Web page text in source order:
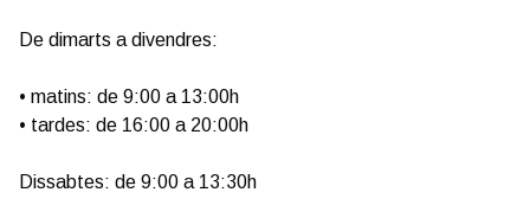
De dimarts a divendres:
• matins: de 9:00 a 13:00h
• tardes: de 16:00 a 20:00h
Dissabtes: de 9:00 a 13:30h